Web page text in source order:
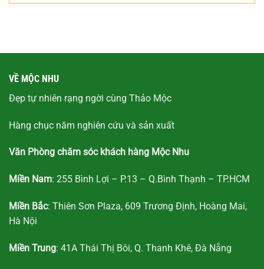
VỀ MỘC NHU
Đẹp tự nhiên rạng ngời cùng Thảo Mộc
Hàng chục năm nghiên cứu và sản xuất
Văn Phòng chăm sóc khách hàng Mộc Nhu
Miền Nam: 255 Bình Lợi – P.13 – Q.Bình Thạnh – TP.HCM
Miền Bắc: Thiên Sơn Plaza, 609 Trương Định, Hoàng Mai,
Hà Nội
Miền Trung: 41A Thái Thị Bôi, Q. Thanh Khê, Đà Nẵng